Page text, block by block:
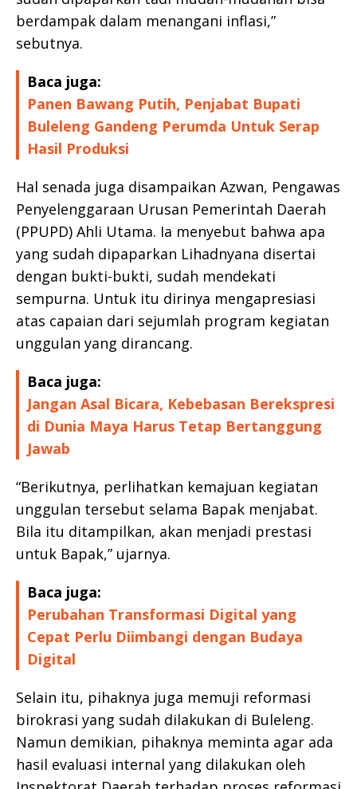
berdampak dalam menangani inflasi,”
sebutnya.
Baca juga:
Panen Bawang Putih, Penjabat Bupati
Buleleng Gandeng Perumda Untuk Serap
Hasil Produksi
Hal senada juga disampaikan Azwan, Pengawas
Penyelenggaraan Urusan Pemerintah Daerah
(PPUPD) Ahli Utama. Ia menyebut bahwa apa
yang sudah dipaparkan Lihadnyana disertai
dengan bukti-bukti, sudah mendekati
sempurna. Untuk itu dirinya mengapresiasi
atas capaian dari sejumlah program kegiatan
unggulan yang dirancang.
Baca juga:
Jangan Asal Bicara, Kebebasan Berekspresi
di Dunia Maya Harus Tetap Bertanggung
Jawab
“Berikutnya, perlihatkan kemajuan kegiatan
unggulan tersebut selama Bapak menjabat.
Bila itu ditampilkan, akan menjadi prestasi
untuk Bapak,” ujarnya.
Baca juga:
Perubahan Transformasi Digital yang
Cepat Perlu Diimbangi dengan Budaya
Digital
Selain itu, pihaknya juga memuji reformasi
birokrasi yang sudah dilakukan di Buleleng.
Namun demikian, pihaknya meminta agar ada
hasil evaluasi internal yang dilakukan oleh